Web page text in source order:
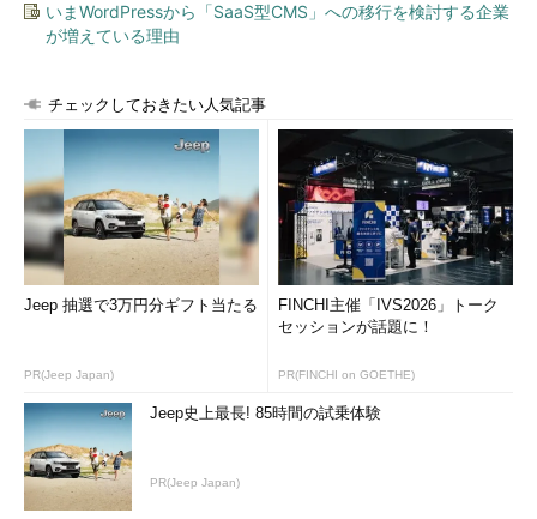
いまWordPressから「SaaS型CMS」への移行を検討する企業
が増えている理由
チェックしておきたい人気記事
Jeep 抽選で3万円分ギフト当たる
PR(Jeep Japan)
FINCHI主催「IVS2026」トーク
セッションが話題に！
PR(FINCHI on GOETHE)
Jeep史上最長! 85時間の試乗体験
PR(Jeep Japan)